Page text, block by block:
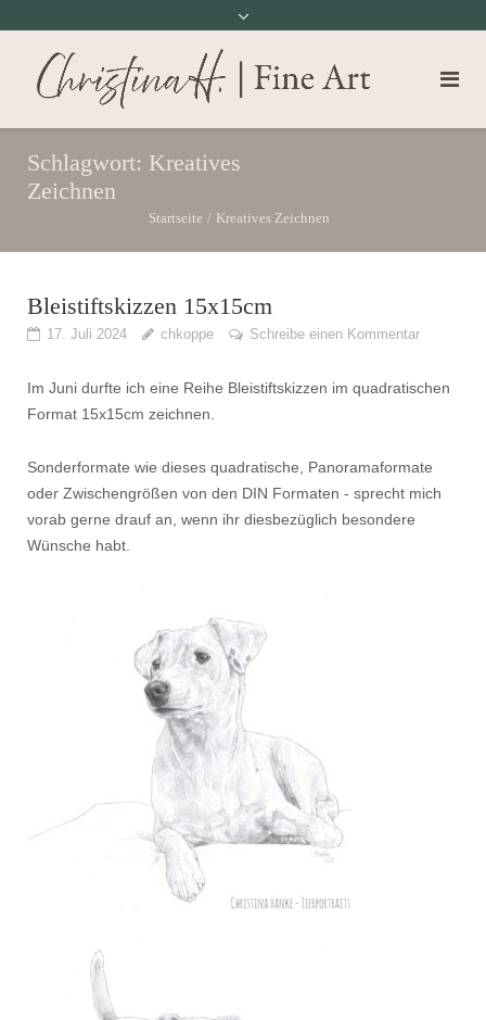
Schlagwort: Kreatives
Zeichnen
Startseite / Kreatives Zeichnen
Bleistiftskizzen 15x15cm
17. Juli 2024 chkoppe Schreibe einen Kommentar
Im Juni durfte ich eine Reihe Bleistiftskizzen im quadratischen
Format 15x15cm zeichnen.
Sonderformate wie dieses quadratische, Panoramaformate
oder Zwischengrößen von den DIN Formaten - sprecht mich
vorab gerne drauf an, wenn ihr diesbezüglich besondere
Wünsche habt.